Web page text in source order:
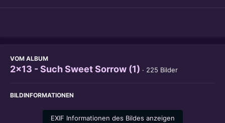
VOM ALBUM
2x13 - Such Sweet Sorrow (1) · 225 Bilder
BILDINFORMATIONEN
EXIF Informationen des Bildes anzeigen